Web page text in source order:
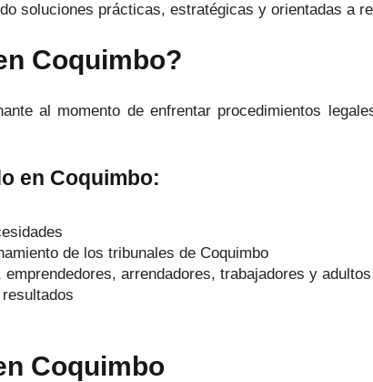
soluciones prácticas, estratégicas y orientadas a
Coquimbo?
al momento de enfrentar procedimientos
en Coquimbo:
de los tribunales de Coquimbo
arrendadores, trabajadores y
Coquimbo